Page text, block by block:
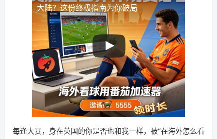
大陆？这份终极指南为你破局
每逢大赛，身在英国的你是否也和我一样，被“在海外怎么看